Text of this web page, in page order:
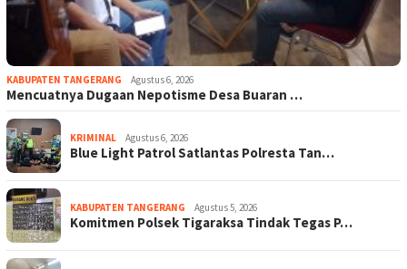
KABUPATEN TANGERANG Agustus 6, 2026
Mencuatnya Dugaan Nepotisme Desa Buaran …
KRIMINAL Agustus 6, 2026
Blue Light Patrol Satlantas Polresta Tan…
KABUPATEN TANGERANG Agustus 5, 2026
Komitmen Polsek Tigaraksa Tindak Tegas P…